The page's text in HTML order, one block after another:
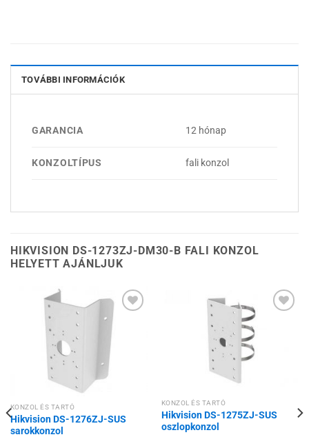
TOVÁBBI INFORMÁCIÓK
GARANCIA 12 hónap
KONZOLTÍPUS fali konzol
HIKVISION DS-1273ZJ-DM30-B FALI KONZOL
HELYETT AJÁNLJUK
Hozzáadás a
kívánságlistához
KONZOL ÉS TARTÓ
Hikvision DS-1276ZJ-SUS
sarokkonzol
Hozzáadás a
kívánságlistához
KONZOL ÉS TARTÓ
Hikvision DS-1275ZJ-SUS
oszlopkonzol